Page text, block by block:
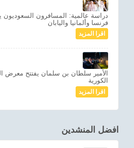
دراسة عالمية: المسافرون السعوديون
فرنسا وألمانيا واليابان
اقرا المزيد
الأمير سلطان بن سلمان يفتتح معرض
الكورية
اقرا المزيد
افضل المنشدين